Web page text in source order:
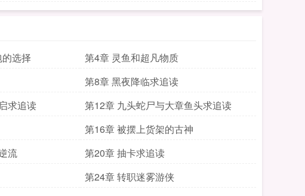
选择
第4章 灵鱼和超凡物质
第8章 黑夜降临求追读
求追读
第12章 九头蛇尸与大章鱼头求追读
第16章 被摆上货架的古神
流
第20章 抽卡求追读
第24章 转职迷雾游侠